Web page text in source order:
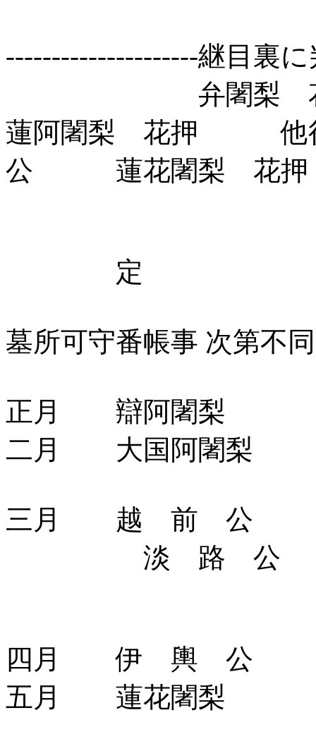
---------------------継目裏
弁闍梨 花押
蓮阿闍梨 花押
公 蓮花闍梨 花押
定
墓所可守番帳事 次第不同
正月 辯阿闍梨
二月 大国阿闍梨
三月 越 前 公
淡 路 公
四月 伊 輿 公
五月 蓮花闍梨